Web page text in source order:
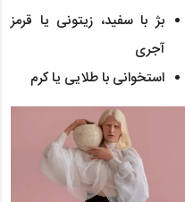
بژ با سفید، زیتونی یا قرمز
آجری
استخوانی با طلایی یا کرم